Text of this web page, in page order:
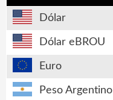
Dólar
Dólar eBROU
Euro
Peso Argentino